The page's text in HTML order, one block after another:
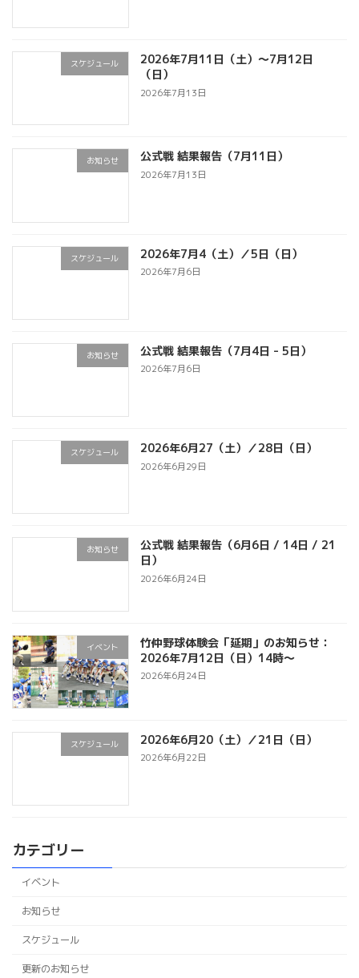
スケジュール
2026年7月11日（土）～7月12日
（日）
2026年7月13日
お知らせ 公式戦 結果報告（7月11日）
2026年7月13日
スケジュール 2026年7月4（土）／5日（日）
2026年7月6日
お知らせ 公式戦 結果報告（7月4日 - 5日）
2026年7月6日
スケジュール 2026年6月27（土）／28日（日）
2026年6月29日
お知らせ
公式戦 結果報告（6月6日 / 14日 / 21
日）
2026年6月24日
イベント
竹仲野球体験会「延期」のお知らせ：
2026年7月12日（日）14時～
2026年6月24日
スケジュール 2026年6月20（土）／21日（日）
2026年6月22日
カテゴリー
イベント
お知らせ
スケジュール
更新のお知らせ